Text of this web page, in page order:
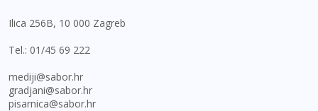
Ilica 256B, 10 000 Zagreb
Tel.: 01/45 69 222
mediji@sabor.hr
gradjani@sabor.hr
pisarnica@sabor.hr